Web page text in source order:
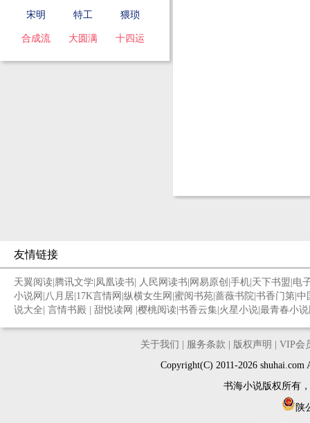
宋明 特工 猥琐
合成流 大圆满 十四运
友情链接
天翼阅读 腾讯文学 凤凰读书 人民网读书 网易原创 手机 天下书盟 电
小说网 八月居 17K言情网 纵横女生网 蜜阅书苑 蔷薇书院 书香门第 中
说大全 言情书殿 甜悦读网 樱桃阅读 书香云集 火星小说 最青春小
关于我们 服务条款 版权声明
VIP会
Copyright(C) 2011-2026
书海小说版权所有
陕